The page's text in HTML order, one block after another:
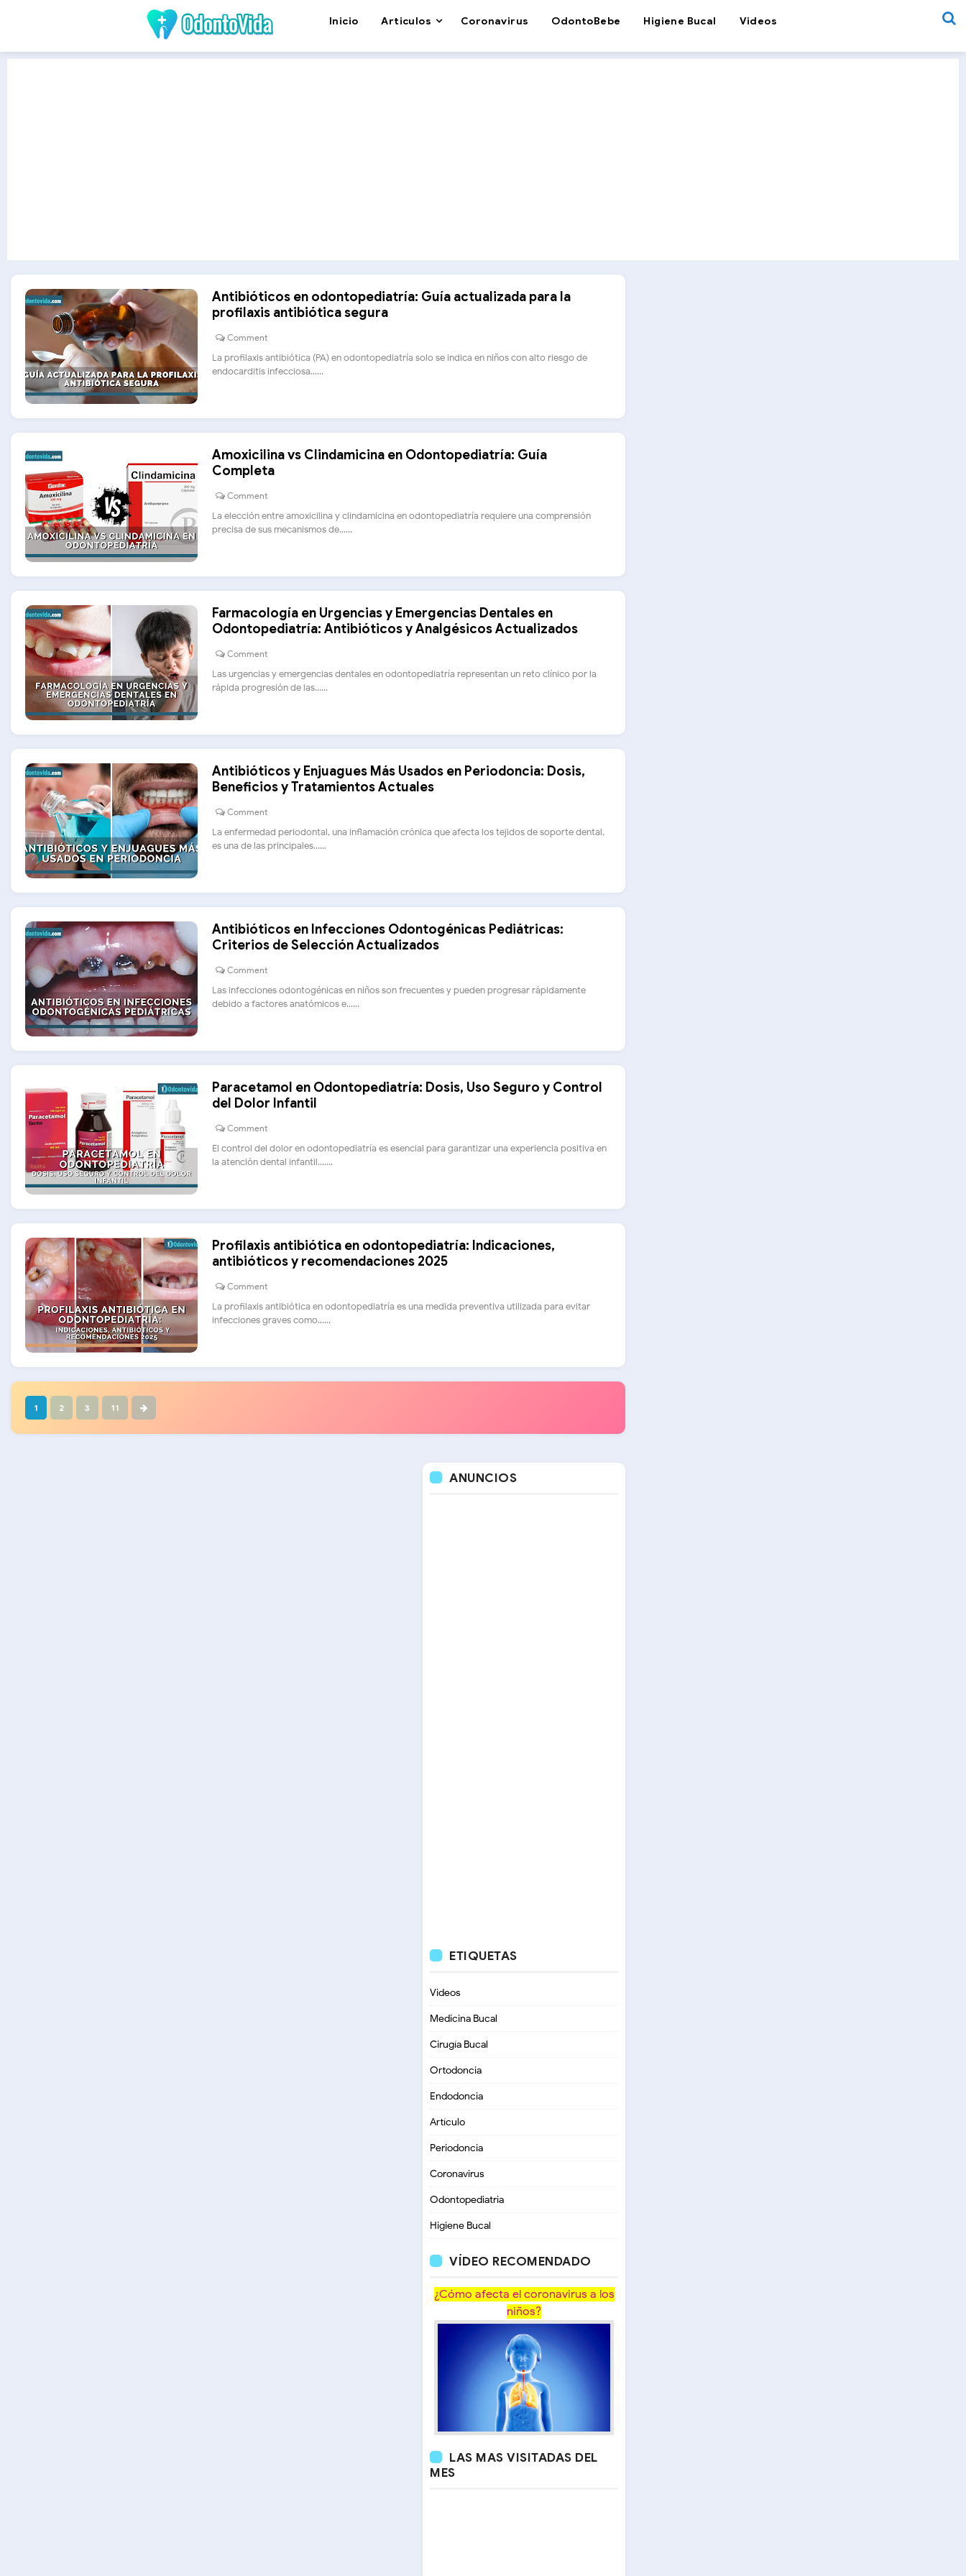
Inicio Articulos Coronavirus OdontoBebe Higiene Bucal Videos
Antibióticos en odontopediatría: Guía actualizada para la
profilaxis antibiótica segura
Comment
La profilaxis antibiótica (PA) en odontopediatría solo se indica en niños con alto riesgo de
endocarditis infecciosa......
Amoxicilina vs Clindamicina en Odontopediatría: Guía
Completa
Comment
La elección entre amoxicilina y clindamicina en odontopediatría requiere una comprensión
precisa de sus mecanismos de......
Farmacología en Urgencias y Emergencias Dentales en
Odontopediatría: Antibióticos y Analgésicos Actualizados
Comment
Las urgencias y emergencias dentales en odontopediatría representan un reto clínico por la
rápida progresión de las......
Antibióticos y Enjuagues Más Usados en Periodoncia: Dosis,
Beneficios y Tratamientos Actuales
Comment
La enfermedad periodontal, una inflamación crónica que afecta los tejidos de soporte dental,
es una de las principales......
Antibióticos en Infecciones Odontogénicas Pediátricas:
Criterios de Selección Actualizados
Comment
Las infecciones odontogénicas en niños son frecuentes y pueden progresar rápidamente
debido a factores anatómicos e......
Paracetamol en Odontopediatría: Dosis, Uso Seguro y Control
del Dolor Infantil
Comment
El control del dolor en odontopediatría es esencial para garantizar una experiencia positiva en
la atención dental infantil.......
Profilaxis antibiótica en odontopediatría: Indicaciones,
antibióticos y recomendaciones 2025
Comment
La profilaxis antibiótica en odontopediatría es una medida preventiva utilizada para evitar
infecciones graves como......
1 2 3 11
ANUNCIOS
ETIQUETAS
Videos
Medicina Bucal
Cirugía Bucal
Ortodoncia
Endodoncia
Artículo
Periodoncia
Coronavirus
Odontopediatria
Higiene Bucal
VÍDEO RECOMENDADO
¿Cómo afecta el coronavirus a los
niños?
LAS MAS VISITADAS DEL
MES